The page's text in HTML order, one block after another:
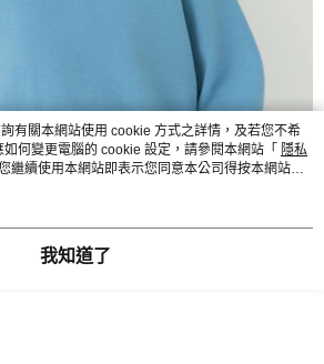
有關本網站使用 cookie 方式之詳情，及若您不希
何變更電腦的 cookie 設定，請參閱本網站「 隱私
繼續使用本網站即表示您同意本公司得按本網站使
。
我知道了